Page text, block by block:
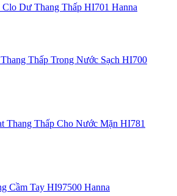
Dư Thang Thấp HI701 Hanna
Thấp Trong Nước Sạch HI700
Thang Thấp Cho Nước Mặn HI781
Cầm Tay HI97500 Hanna